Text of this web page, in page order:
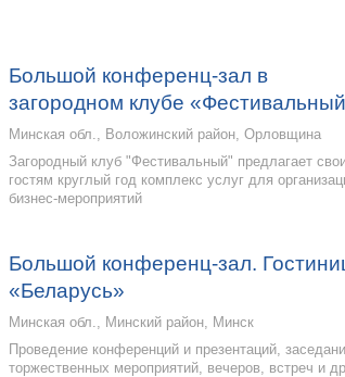
Большой конференц-зал в
загородном клубе
Минская обл., Воложинский район, Орловщина
Загородный клуб "Фестивальный" предлагает
гостям круглый год комплекс услуг для
бизнес-мероприятий
Большой конференц-зал.
«Беларусь»
Минская обл., Минский район, Минск
Проведение конференций и презентаций,
торжественных мероприятий, вечеров, встреч и